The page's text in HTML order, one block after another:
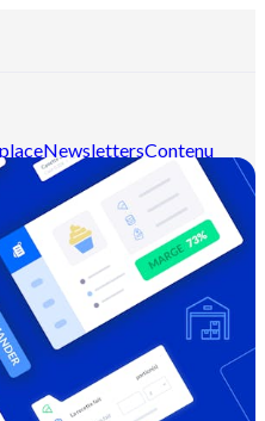
NewslettersContenu
Documentation MCP